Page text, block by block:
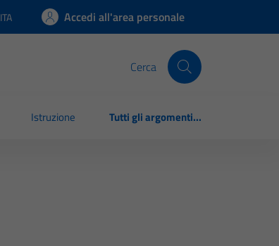
Lingua attiva:
ITA Accedi all'area personale
Cerca
Istruzione Tutti gli argomenti...